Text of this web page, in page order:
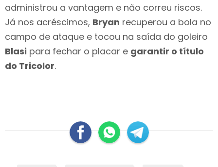
administrou a vantagem e não correu riscos.
Já nos acréscimos, Bryan recuperou a bola no
campo de ataque e tocou na saída do goleiro
Blasi para fechar o placar e garantir o título
do Tricolor.